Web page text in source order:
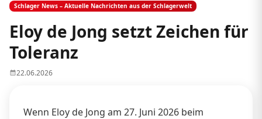
Schlager News – Aktuelle Nachrichten aus der Schlagerwelt
Eloy de Jong setzt Zeichen für
Toleranz
22.06.2026
Wenn Eloy de Jong am 27. Juni 2026 beim